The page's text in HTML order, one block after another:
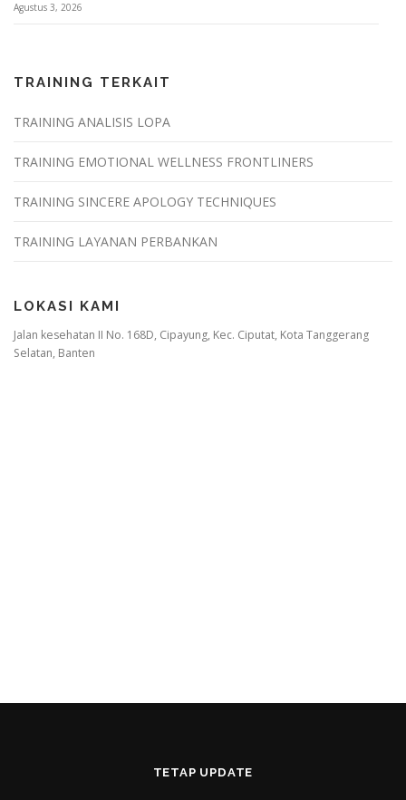
Agustus 3, 2026
TRAINING TERKAIT
TRAINING ANALISIS LOPA
TRAINING EMOTIONAL WELLNESS FRONTLINERS
TRAINING SINCERE APOLOGY TECHNIQUES
TRAINING LAYANAN PERBANKAN
LOKASI KAMI
Jalan kesehatan II No. 168D, Cipayung, Kec. Ciputat, Kota Tanggerang
Selatan, Banten
TETAP UPDATE